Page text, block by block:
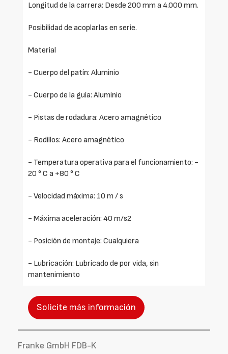
Longitud de la carrera: Desde 200 mm a 4.000 mm.
Posibilidad de acoplarlas en serie.
Material
- Cuerpo del patín: Aluminio
- Cuerpo de la guía: Aluminio
- Pistas de rodadura: Acero amagnético
- Rodillos: Acero amagnético
- Temperatura operativa para el funcionamiento: -
20 ° C a +80 ° C
- Velocidad máxima: 10 m / s
- Máxima aceleración: 40 m/s2
- Posición de montaje: Cualquiera
- Lubricación: Lubricado de por vida, sin
mantenimiento
Solicite más información
Franke GmbH FDB-K